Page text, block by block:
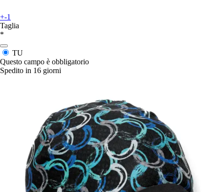
+-1
Taglia
*
TU
Questo campo è obbligatorio
Spedito in 16 giorni